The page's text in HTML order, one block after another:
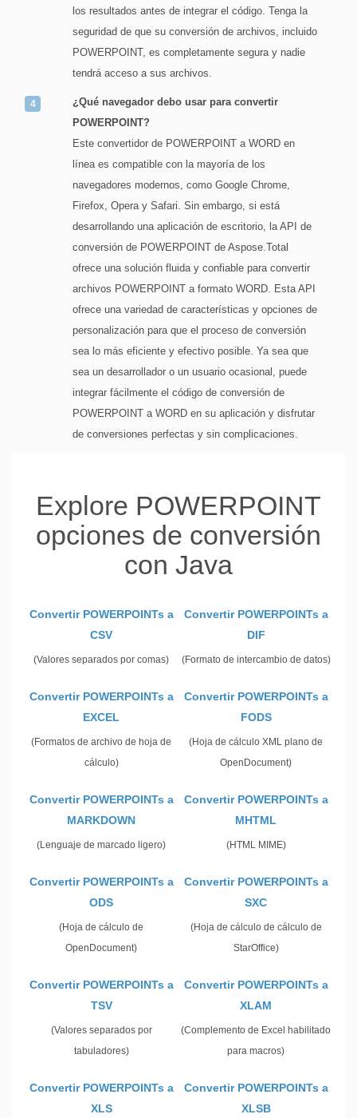
los resultados antes de integrar el código. Tenga la
seguridad de que su conversión de archivos, incluido
POWERPOINT, es completamente segura y nadie
tendrá acceso a sus archivos.
¿Qué navegador debo usar para convertir
POWERPOINT?
Este convertidor de POWERPOINT a WORD en
línea es compatible con la mayoría de los
navegadores modernos, como Google Chrome,
Firefox, Opera y Safari. Sin embargo, si está
desarrollando una aplicación de escritorio, la API de
conversión de POWERPOINT de Aspose.Total
ofrece una solución fluida y confiable para convertir
archivos POWERPOINT a formato WORD. Esta API
ofrece una variedad de características y opciones de
personalización para que el proceso de conversión
sea lo más eficiente y efectivo posible. Ya sea que
sea un desarrollador o un usuario ocasional, puede
integrar fácilmente el código de conversión de
POWERPOINT a WORD en su aplicación y disfrutar
de conversiones perfectas y sin complicaciones.
Explore POWERPOINT
opciones de conversión
con Java
Convertir POWERPOINTs a
CSV
(Valores separados por comas)
Convertir POWERPOINTs a
DIF
(Formato de intercambio de datos)
Convertir POWERPOINTs a
EXCEL
(Formatos de archivo de hoja de
cálculo)
Convertir POWERPOINTs a
FODS
(Hoja de cálculo XML plano de
OpenDocument)
Convertir POWERPOINTs a
MARKDOWN
(Lenguaje de marcado ligero)
Convertir POWERPOINTs a
MHTML
(HTML MIME)
Convertir POWERPOINTs a
ODS
(Hoja de cálculo de
OpenDocument)
Convertir POWERPOINTs a
SXC
(Hoja de cálculo de cálculo de
StarOffice)
Convertir POWERPOINTs a
TSV
(Valores separados por
tabuladores)
Convertir POWERPOINTs a
XLAM
(Complemento de Excel habilitado
para macros)
Convertir POWERPOINTs a
XLS
Convertir POWERPOINTs a
XLSB